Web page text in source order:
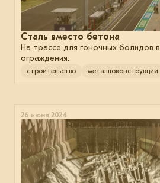
Сталь вместо бетона
На трассе для гоночных болидов
ограждения.
строительство металлоконструкции
26 июня 2024